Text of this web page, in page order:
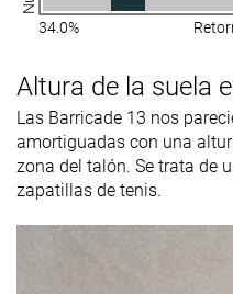
34.0%
Altura de la suela
Las Barricade 13 nos
amortiguadas con una
zona del talón. Se trata de
zapatillas de tenis.